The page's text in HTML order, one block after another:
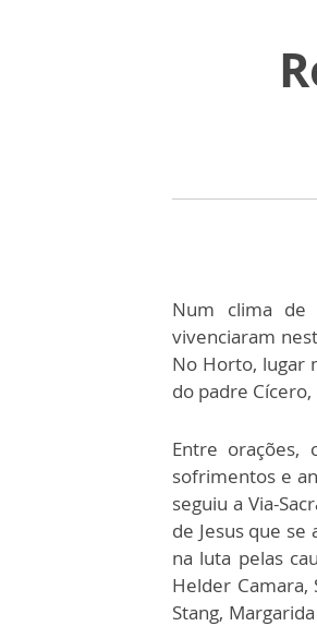
Num clima de
vivenciaram
No Horto, lugar
do padre
Entre orações,
sofrimentos e
seguiu a Via-
de Jesus que
na luta pelas
Helder Camara,
Stang,